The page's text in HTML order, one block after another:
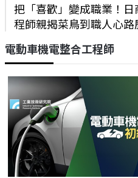
把「喜歡」變成職業！
程師親揭菜鳥到職人心路
電動車機電整合工程師